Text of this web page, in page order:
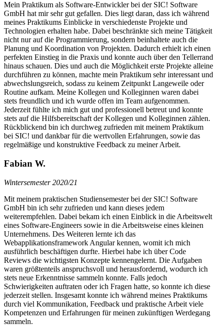
Mein Praktikum als Software-Entwickler bei der SIC! Software
GmbH hat mir sehr gut gefallen. Dies liegt daran, dass ich während
meines Praktikums Einblicke in verschiedenste Projekte und
Technologien erhalten habe. Dabei beschränkte sich meine Tätigkeit
nicht nur auf die Programmierung, sondern beinhaltete auch die
Planung und Koordination von Projekten. Dadurch erhielt ich einen
perfekten Einstieg in die Praxis und konnte auch über den Tellerrand
hinaus schauen. Dies und auch die Möglichkeit erste Projekte alleine
durchführen zu können, machte mein Praktikum sehr interessant und
abwechslungsreich, sodass zu keinem Zeitpunkt Langeweile oder
Routine aufkam. Meine Kollegen und Kolleginnen waren dabei
stets freundlich und ich wurde offen im Team aufgenommen.
Jederzeit fühlte ich mich gut und professionell betreut und konnte
stets auf die Hilfsbereitschaft der Kollegen und Kolleginnen zählen.
Rückblickend bin ich durchweg zufrieden mit meinem Praktikum
bei SIC! und dankbar für die wertvollen Erfahrungen, sowie das
regelmäßige und konstruktive Feedback zu meiner Arbeit.
Fabian W.
Wintersemester 2020/21
Mit meinem praktischen Studiensemester bei der SIC! Software
GmbH bin ich sehr zufrieden und kann dieses jedem
weiterempfehlen. Dabei bekam ich einen Einblick in die Arbeitswelt
eines Software-Engineers sowie in die Arbeitsweise eines kleinen
Unternehmens. Des Weiteren lernte ich das
Webapplikationsframework Angular kennen, womit ich mich
ausführlich beschäftigen durfte. Hierbei habe ich über Code
Reviews die wichtigsten Konzepte kennengelernt. Die Aufgaben
waren größtenteils anspruchsvoll und herausfordernd, wodurch ich
stets neue Erkenntnisse sammeln konnte. Falls jedoch
Schwierigkeiten auftraten oder ich Fragen hatte, so konnte ich diese
jederzeit stellen. Insgesamt konnte ich während meines Praktikums
durch viel Kommunikation, Feedback und praktische Arbeit viele
Kompetenzen und Erfahrungen für meinen zukünftigen Werdegang
sammeln.